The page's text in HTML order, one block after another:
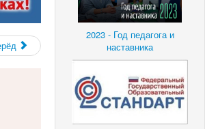
2023 - Год педагога и
наставника